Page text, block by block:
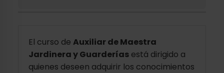
El curso de Auxiliar de Maestra
Jardinera y Guarderías está dirigido a
quienes deseen adquirir los conocimientos